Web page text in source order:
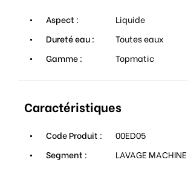
Aspect :
Liquide
Dureté eau :
Toutes eaux
Gamme :
Topmatic
Caractéristiques
Code Produit :
00ED05
Segment :
LAVAGE MACHINE